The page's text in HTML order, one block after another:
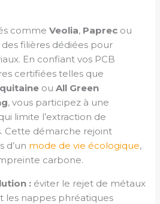
commeVeolia, Paprec ou
filières dédiées pour
En confiant vos PCB
certifiées telles que
ouAll Green
, vous participez à une
limite l’extraction de
Cette démarche rejoint
d’un mode de vie écologique,
carbone.
: éviter le rejet de métaux
les nappes phréatiques